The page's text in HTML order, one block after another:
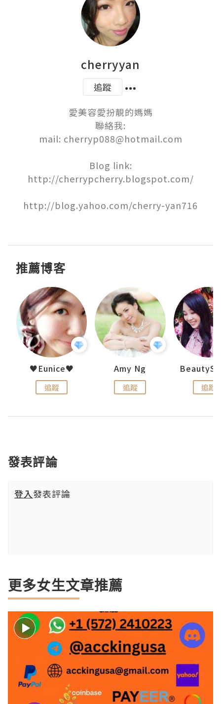
cherryyan
追蹤
愛美容愛扮靚的媽媽
聯絡我:
mail: cherryp088@hotmail.com
Blog link:
http://cherrypcherry.blogspot.com/
http://blog.yahoo.com/cherry-yan716
推薦博客
♥Eunice♥
追蹤
Amy Ng
追蹤 追蹤
發表評論
登入發表評論
更多女生文章推薦